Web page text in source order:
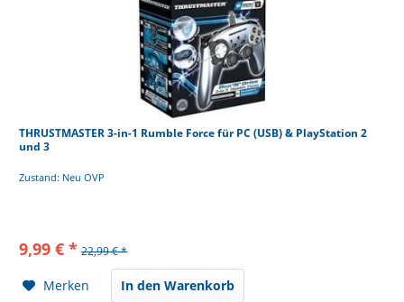
THRUSTMASTER 3-in-1 Rumble Force für PC (USB) & PlayStation 2
und 3
Zustand: Neu OVP
9,99 € * 22,99 € *
Merken In den Warenkorb